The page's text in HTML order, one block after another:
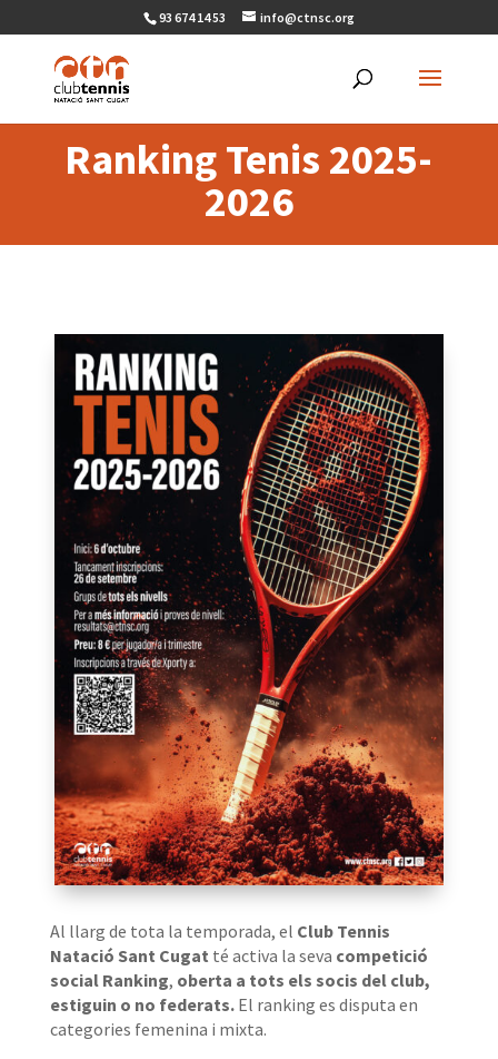
93 674 14 53 info@ctnsc.org
Ranking Tenis 2025-
2026
Al llarg de tota la temporada, el Club Tennis
Natació Sant Cugat té activa la seva competició
social Ranking, oberta a tots els socis del club,
estiguin o no federats. El ranking es disputa en
categories femenina i mixta.